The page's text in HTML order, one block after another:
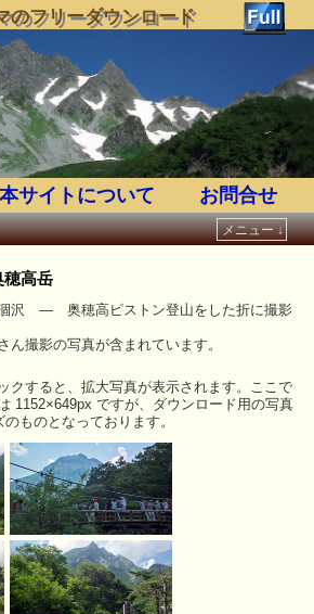
のフリーダウンロード
イトについて お問合せ
メニュー ↓
穂高岳
― 奥穂高ピストン登山をした折に撮影
ん撮影の写真が含まれています。
クすると、拡大写真が表示されます。ここで
1152×649px ですが、ダウンロード用の写真
ものとなっております。